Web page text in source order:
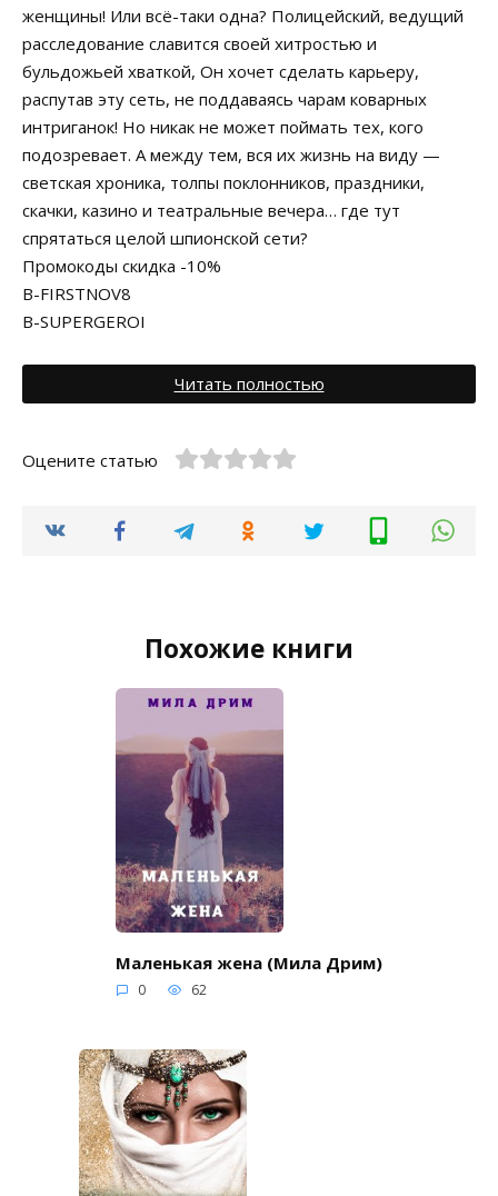
женщины! Или всё-таки одна? Полицейский, ведущий
расследование славится своей хитростью и
бульдожьей хваткой, Он хочет сделать карьеру,
распутав эту сеть, не поддаваясь чарам коварных
интриганок! Но никак не может поймать тех, кого
подозревает. А между тем, вся их жизнь на виду —
светская хроника, толпы поклонников, праздники,
скачки, казино и театральные вечера… где тут
спрятаться целой шпионской сети?
Промокоды скидка -10%
B-FIRSTNOV8
B-SUPERGEROI
Читать полностью
Оцените статью
Похожие книги
Маленькая жена (Мила Дрим)
0 62